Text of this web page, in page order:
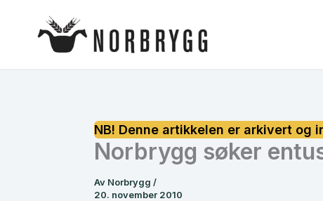
Norbrygg søker
Av Norbrygg /
20. november 2010